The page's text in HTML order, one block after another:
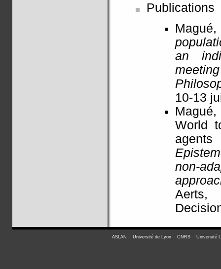
Publications
an
10-13
World
non-
Aerts,
ASLAN - Université de Lyon- CNRS- Université